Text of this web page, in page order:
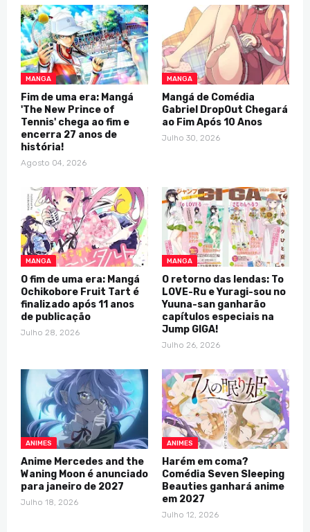
MANGA
Fim de uma era: Mangá
'The New Prince of
Tennis' chega ao fim e
encerra 27 anos de
história!
Agosto 04, 2026
MANGA
Mangá de Comédia
Gabriel DropOut Chegará
ao Fim Após 10 Anos
Julho 30, 2026
MANGA
O fim de uma era: Mangá
Ochikobore Fruit Tart é
finalizado após 11 anos
de publicação
Julho 28, 2026
MANGA
O retorno das lendas: To
LOVE-Ru e Yuragi-sou no
Yuuna-san ganharão
capítulos especiais na
Jump GIGA!
Julho 26, 2026
ANIMES
Anime Mercedes and the
Waning Moon é anunciado
para janeiro de 2027
Julho 18, 2026
ANIMES
Harém em coma?
Comédia Seven Sleeping
Beauties ganhará anime
em 2027
Julho 12, 2026